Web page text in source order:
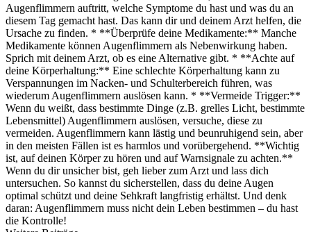
Augenflimmern auftritt, welche Symptome du hast und was du an
diesem Tag gemacht hast. Das kann dir und deinem Arzt helfen, die
Ursache zu finden. * **Überprüfe deine Medikamente:** Manche
Medikamente können Augenflimmern als Nebenwirkung haben.
Sprich mit deinem Arzt, ob es eine Alternative gibt. * **Achte auf
deine Körperhaltung:** Eine schlechte Körperhaltung kann zu
Verspannungen im Nacken- und Schulterbereich führen, was
wiederum Augenflimmern auslösen kann. * **Vermeide Trigger:**
Wenn du weißt, dass bestimmte Dinge (z.B. grelles Licht, bestimmte
Lebensmittel) Augenflimmern auslösen, versuche, diese zu
vermeiden. Augenflimmern kann lästig und beunruhigend sein, aber
in den meisten Fällen ist es harmlos und vorübergehend. **Wichtig
ist, auf deinen Körper zu hören und auf Warnsignale zu achten.**
Wenn du dir unsicher bist, geh lieber zum Arzt und lass dich
untersuchen. So kannst du sicherstellen, dass du deine Augen
optimal schützt und deine Sehkraft langfristig erhältst. Und denk
daran: Augenflimmern muss nicht dein Leben bestimmen – du hast
die Kontrolle!